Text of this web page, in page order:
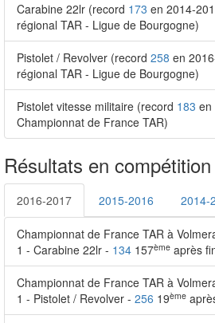
Carabine 22lr (record 173 en 2014-
régional TAR - Ligue de Bourgogne)
Pistolet / Revolver (record 258 en
régional TAR - Ligue de Bourgogne)
Pistolet vitesse militaire (record 183 en
Championnat de France TAR)
Résultats en compétition
2016-2017 2015-2016 2014-
Championnat de France TAR à
1 - Carabine 22lr - 134 157ème après
Championnat de France TAR à
1 - Pistolet / Revolver - 256 19ème